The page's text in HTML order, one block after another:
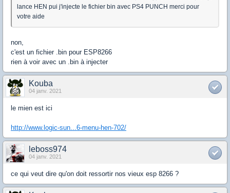
lance HEN pui j'injecte le fichier bin avec PS4 PUNCH merci pour
votre aide
non,
c'est un fichier .bin pour ESP8266
rien à voir avec un .bin à injecter
Kouba
04 janv. 2021
le mien est ici
http://www.logic-sun...6-menu-hen-702/
leboss974
04 janv. 2021
ce qui veut dire qu'on doit ressortir nos vieux esp 8266 ?